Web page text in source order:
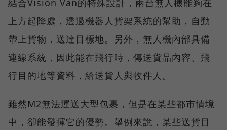
上方起降處，透過機器人貨架系統的幫助，自動
帶上貨物，送達目標地。另外，無人機內部具備
連線系統，因此能在飛行時，傳送貨品內容、飛
行目的地等資料，給送貨人與收件人。
雖然M2無法運送大型包裹，但是在某些都市情境
中，卻能發揮它的優勢。舉例來說，某些送貨目